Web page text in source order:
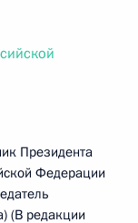
Президента
Федерации
(В редакции